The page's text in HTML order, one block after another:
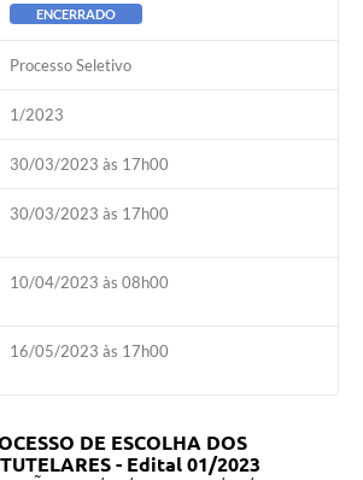
ENCERRADO
Processo Seletivo
1/2023
30/03/2023 às 17h00
30/03/2023 às 17h00
10/04/2023 às 08h00
16/05/2023 às 17h00
DE ESCOLHA DOS
- Edital 01/2023